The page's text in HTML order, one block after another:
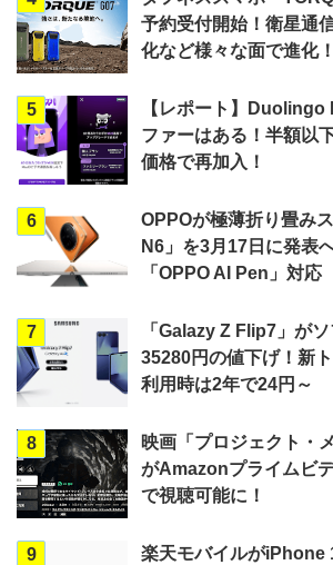
予約受付開始！衛星通
化など様々な面で進化！
5
【レポート】Duolingo
ファーはある！半額以
価格で再加入！
6
OPPOが極薄折り畳み
N6」を3月17日に発表
「OPPO AI Pen」対応
7
「Galazy Z Flip7」が
35280円の値下げ！新
利用時は2年で24円～
8
映画「プロジェクト・
がAmazonプライムビ
で視聴可能に！
9
楽天モバイルがiPhone